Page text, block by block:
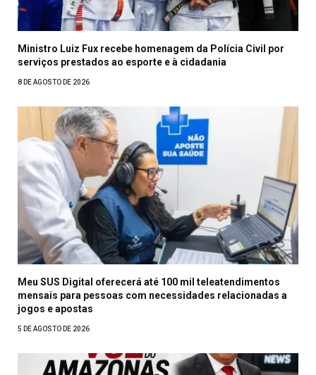
Ministro Luiz Fux recebe homenagem da Polícia Civil por
serviços prestados ao esporte e à cidadania
8 DE AGOSTO DE 2026
Meu SUS Digital oferecerá até 100 mil teleatendimentos
mensais para pessoas com necessidades relacionadas a
jogos e apostas
5 DE AGOSTO DE 2026